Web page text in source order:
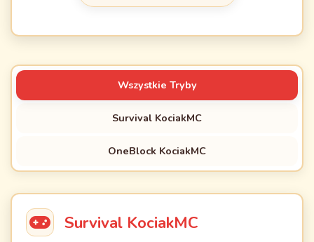
Wszystkie Tryby
Survival KociakMC
OneBlock KociakMC
Survival KociakMC